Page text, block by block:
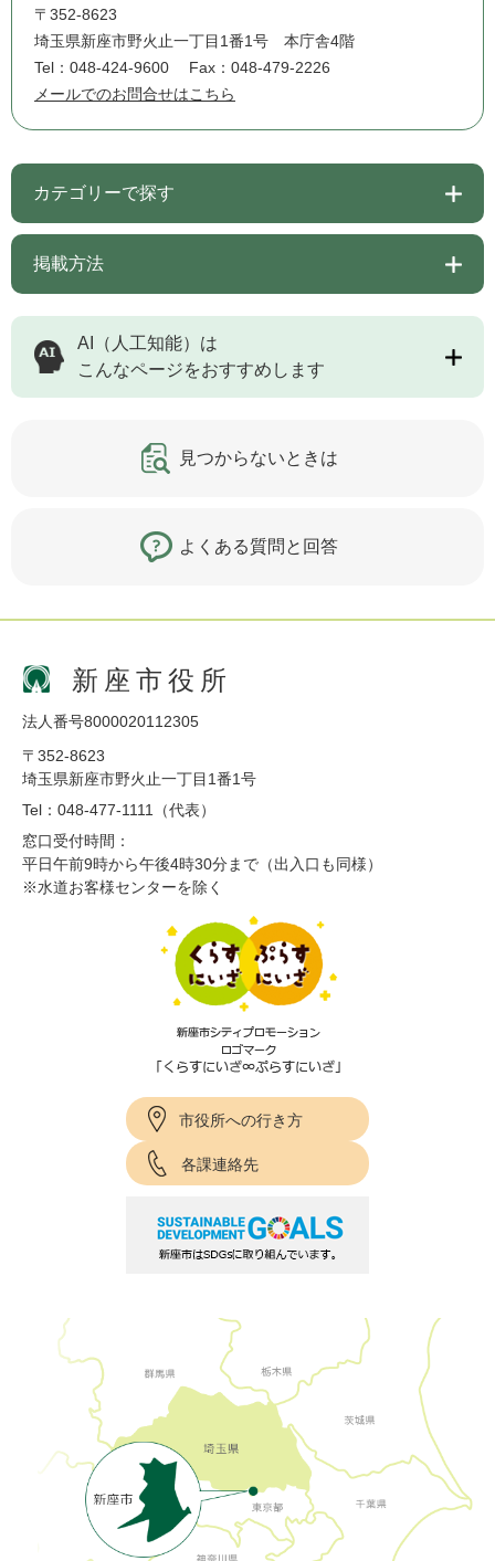
〒352-8623
埼玉県新座市野火止一丁目1番1号 本庁舎4階
Tel：048-424-9600
Fax：048-479-2226
メールでのお問合せはこちら
カテゴリーで探す
掲載方法
AI（人工知能）は
こんなページをおすすめします
見つからないときは
よくある質問と回答
新座市役所
法人番号8000020112305
〒352-8623
埼玉県新座市野火止一丁目1番1号
Tel：048-477-1111（代表）
窓口受付時間：
平日午前9時から午後4時30分まで（出入口も同様）
※水道お客様センターを除く
市役所への行き方
各課連絡先